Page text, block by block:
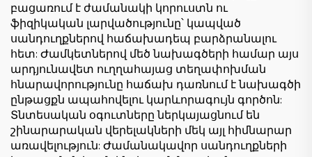
բացառում է ժամանակի կորուստն ու
ֆիզիկական լարվածությունը՝ կապված
սանդուղքներով հաճախադեպ բարձրանալու
հետ: Ժամկետներով մեծ նախագծերի համար այս
արդյունավետ ուղղահայաց տեղափոխման
հնարավորությունը հաճախ դառնում է նախագծի
ընթացքն ապահովելու կարևորագույն գործոն:
Տնտեսական օգուտները ներկայացնում են
շինարարական վերելակների մեկ այլ հիմնարար
առավելություն: Ժամանակավոր սանդուղքների